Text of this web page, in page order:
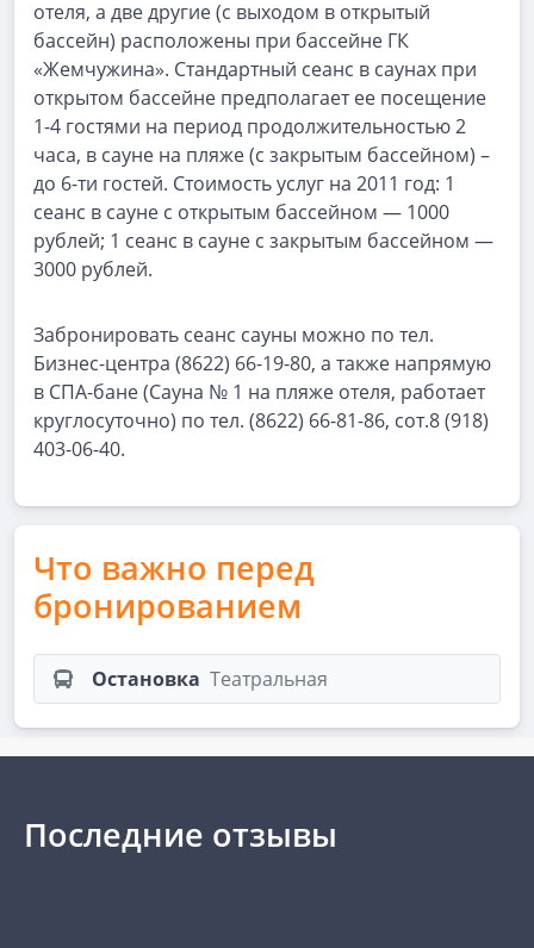
отеля, а две другие (с выходом в открытый
бассейн) расположены при бассейне ГК
«Жемчужина». Стандартный сеанс в саунах при
открытом бассейне предполагает ее посещение
1-4 гостями на период продолжительностью 2
часа, в сауне на пляже (с закрытым бассейном) –
до 6-ти гостей. Стоимость услуг на 2011 год: 1
сеанс в сауне с открытым бассейном — 1000
рублей; 1 сеанс в сауне с закрытым бассейном —
3000 рублей.
Забронировать сеанс сауны можно по тел.
Бизнес-центра (8622) 66-19-80, а также напрямую
в СПА-бане (Сауна № 1 на пляже отеля, работает
круглосуточно) по тел. (8622) 66-81-86, сот.8 (918)
403-06-40.
Что важно перед
бронированием
Остановка Театральная
Последние отзывы